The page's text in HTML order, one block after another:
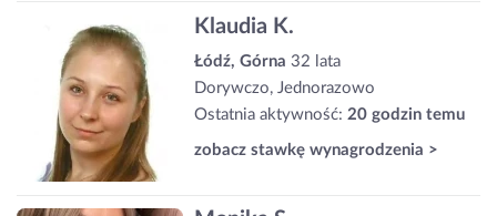
Klaudia K.
Łódź, Górna 32 lata
Dorywczo, Jednorazowo
Ostatnia aktywność: 20 godzin temu
zobacz stawkę wynagrodzenia >